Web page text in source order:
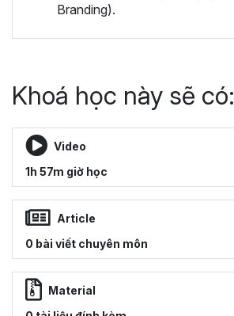
Branding).
Khoá học này sẽ có:
Video
1h 57m giờ học
Article
0 bài viết chuyên môn
Material